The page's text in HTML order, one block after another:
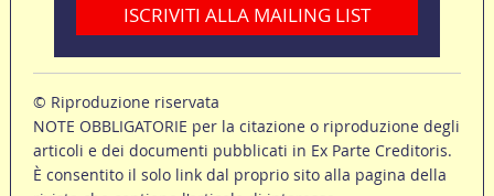
ISCRIVITI ALLA MAILING LIST
© Riproduzione riservata
NOTE OBBLIGATORIE per la citazione o riproduzione degli
articoli e dei documenti pubblicati in Ex Parte Creditoris.
È consentito il solo link dal proprio sito alla pagina della